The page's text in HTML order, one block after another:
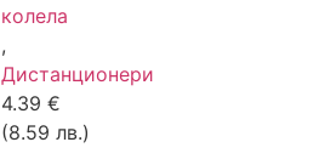
колела
,
Дистанционери
4.39 €
(8.59 лв.)